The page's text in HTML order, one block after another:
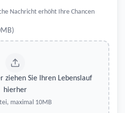
Nachricht erhöht Ihre Chancen
ziehen Sie Ihren Lebenslauf
hierher
maximal 10MB